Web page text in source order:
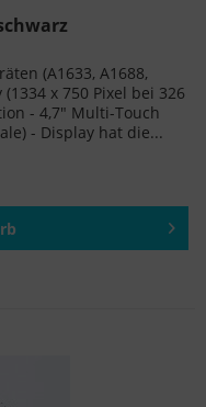
(A1633, A1688,
x 750 Pixel bei 326
- 4,7" Multi-Touch
- Display hat die...